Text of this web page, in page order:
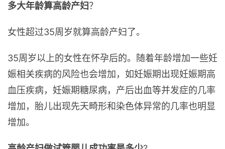
多大年龄算高龄产妇？
女性超过35周岁就算高龄产妇了。
35周岁以上的女性在怀孕后的。随着年龄增加一些妊
娠相关疾病的风险也会增加，如妊娠期出现妊娠期高
血压疾病，妊娠期糖尿病，产后出血等并发症的几率
增加，胎儿出现先天畸形和染色体异常的几率也明显
增加。